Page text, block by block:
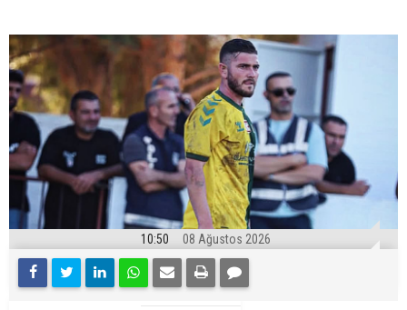
10:50 08 Ağustos 2026